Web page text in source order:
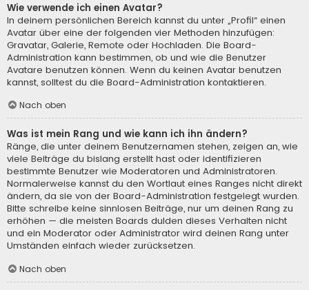
Wie verwende ich einen Avatar?
In deinem persönlichen Bereich kannst du unter „Profil“ einen
Avatar über eine der folgenden vier Methoden hinzufügen:
Gravatar, Galerie, Remote oder Hochladen. Die Board-
Administration kann bestimmen, ob und wie die Benutzer
Avatare benutzen können. Wenn du keinen Avatar benutzen
kannst, solltest du die Board-Administration kontaktieren.
Nach oben
Was ist mein Rang und wie kann ich ihn ändern?
Ränge, die unter deinem Benutzernamen stehen, zeigen an, wie
viele Beiträge du bislang erstellt hast oder identifizieren
bestimmte Benutzer wie Moderatoren und Administratoren.
Normalerweise kannst du den Wortlaut eines Ranges nicht direkt
ändern, da sie von der Board-Administration festgelegt wurden.
Bitte schreibe keine sinnlosen Beiträge, nur um deinen Rang zu
erhöhen — die meisten Boards dulden dieses Verhalten nicht
und ein Moderator oder Administrator wird deinen Rang unter
Umständen einfach wieder zurücksetzen.
Nach oben